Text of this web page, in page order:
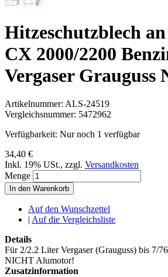
Hitzeschutzblech
CX 2000/2200
Vergaser Grauguss
Artikelnummer: ALS-24519
Vergleichsnummer: 5472962
Verfügbarkeit: Nur noch 1 verfügbar
34,40 €
Inkl. 19% USt., zzgl. Versandkosten
Menge
In den Warenkorb
Auf den Wunschzettel
| Auf die Vergleichsliste
Details
Für 2/2.2 Liter Vergaser (Grauguss) bis 7/76
NICHT Alumotor!
Zusatzinformation